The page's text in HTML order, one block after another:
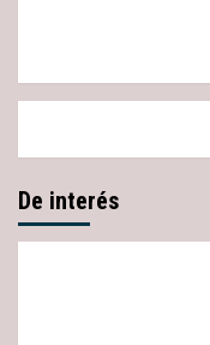
De interés